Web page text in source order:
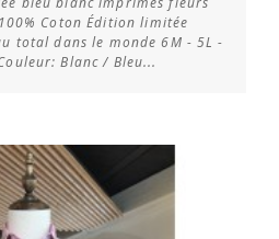
la disponibilité
100% Coton Édition limitée
total dans le monde 6M - 5L -
Blanc / Bleu...